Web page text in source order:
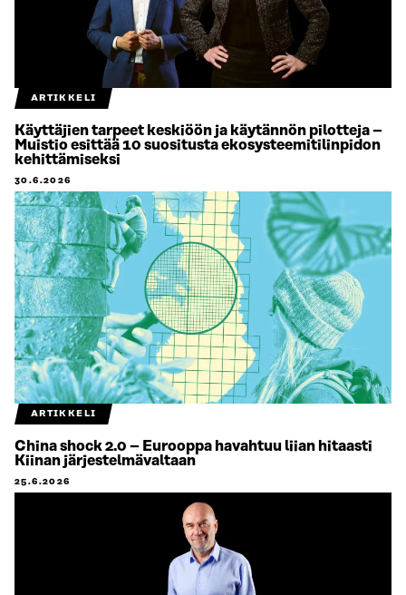
ARTIKKELI
Käyttäjien tarpeet keskiöön ja käytännön pilotteja –
Muistio esittää 10 suositusta ekosysteemitilinpidon
kehittämiseksi
30.6.2026
ARTIKKELI
China shock 2.0 – Eurooppa havahtuu liian hitaasti
Kiinan järjestelmävaltaan
25.6.2026